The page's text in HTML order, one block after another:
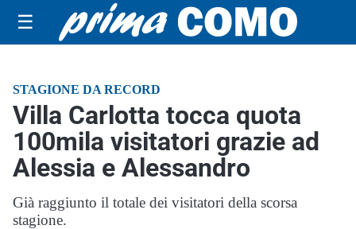
☰
STAGIONE DA RECORD
Villa Carlotta tocca quota
100mila visitatori grazie ad
Alessia e Alessandro
Già raggiunto il totale dei visitatori della scorsa
stagione.